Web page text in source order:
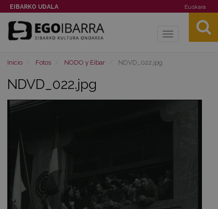
EIBARKO UDALA Euskara
Toggle
Inicio Fotos NODO y Eibar NDVD_022.jpg
NDVD_022.jpg